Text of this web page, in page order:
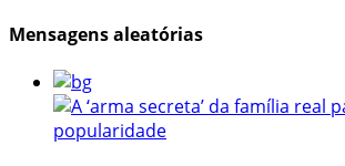
Mensagens aleatórias